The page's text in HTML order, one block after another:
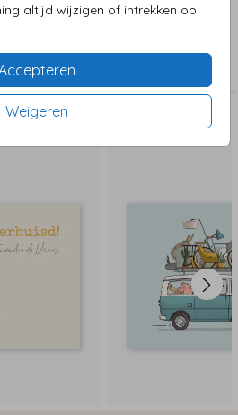
altijd wijzigen of intrekken op
Weigeren